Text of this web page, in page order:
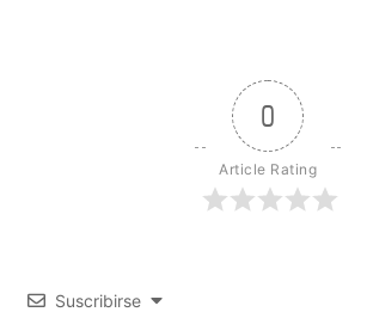
0
Article Rating
Suscribirse